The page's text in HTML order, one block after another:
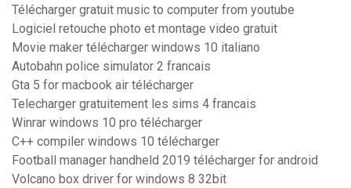
Télécharger gratuit music to computer from youtube
Logiciel retouche photo et montage video gratuit
Movie maker télécharger windows 10 italiano
Autobahn police simulator 2 francais
Gta 5 for macbook air télécharger
Telecharger gratuitement les sims 4 francais
Winrar windows 10 pro télécharger
C++ compiler windows 10 télécharger
Football manager handheld 2019 télécharger for android
Volcano box driver for windows 8 32bit